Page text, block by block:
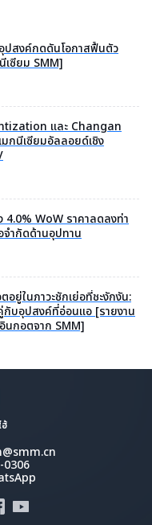
ปสงค์กดดันโอกาสฟื้นตัว
ซียม SMM]
และ Changan
กนีเซียมอัลลอยด์เชิง
WoW ราคาลดลงท่า
จำกัดด้านอุปทาน
ยู่ในภาวะชักเย่อที่ชะงักงัน:
บอุปสงค์ที่อ่อนแอ [รายงาน
นกอตจาก SMM]
ฮ้
0306